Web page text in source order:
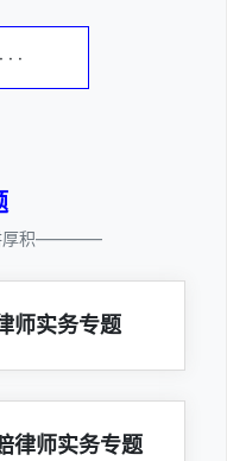
·
厚积————
师实务专题
律师实务专题